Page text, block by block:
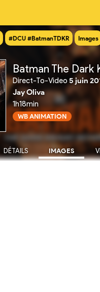
#DCU #BatmanTDKR Images
Direct-To-Video 5 juin
Jay Oliva
1h18min
WB ANIMATION
DÉTAILS IMAGES